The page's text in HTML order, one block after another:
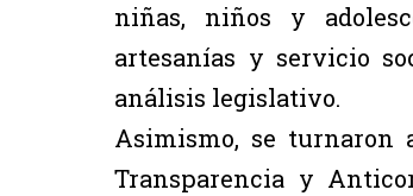
niñas, niños y
artesanías y servicio
análisis legislativo.
Asimismo, se turnaron
Transparencia y